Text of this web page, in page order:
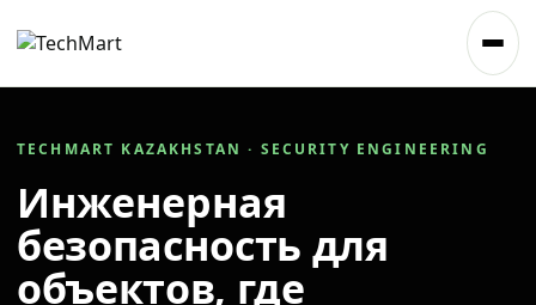
TECHMART KAZAKHSTAN · SECURITY ENGINEERING
Инженерная
безопасность для
объектов, где